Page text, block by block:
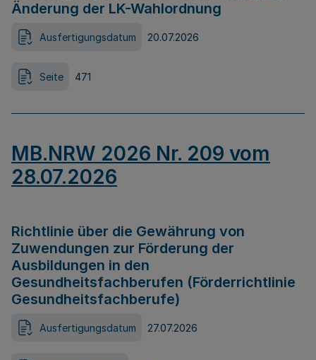
Änderung der LK-Wahlordnung
Ausfertigungsdatum 20.07.2026
Seite 471
MB.NRW 2026 Nr. 209 vom
28.07.2026
Richtlinie über die Gewährung von
Zuwendungen zur Förderung der
Ausbildungen in den
Gesundheitsfachberufen (Förderrichtlinie
Gesundheitsfachberufe)
Ausfertigungsdatum 27.07.2026